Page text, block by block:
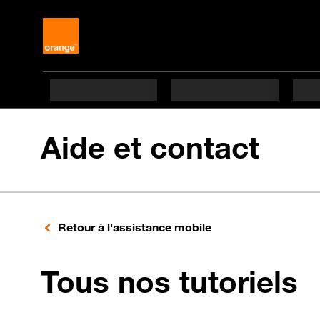
Aide et contact
Retour à l'assistance mobile
Tous nos tutoriels